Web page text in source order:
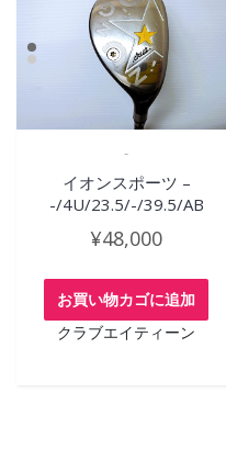
-
イオンスポーツ –
-/4U/23.5/-/39.5/AB
¥48,000
お買い物カゴに追加
クラブエイティーン